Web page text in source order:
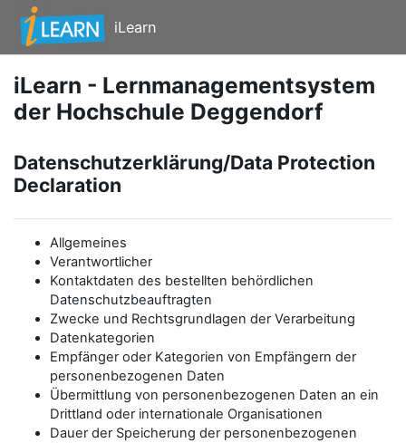
Zum Hauptinhalt
iLearn
iLearn - Lernmanagementsystem
der Hochschule Deggendorf
Datenschutzerklärung/Data Protection
Declaration
Allgemeines
Verantwortlicher
Kontaktdaten des bestellten behördlichen
Datenschutzbeauftragten
Zwecke und Rechtsgrundlagen der Verarbeitung
Datenkategorien
Empfänger oder Kategorien von Empfängern der
personenbezogenen Daten
Übermittlung von personenbezogenen Daten an ein
Drittland oder internationale Organisationen
Dauer der Speicherung der personenbezogenen